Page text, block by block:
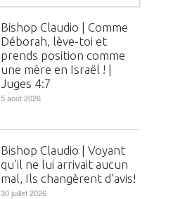
Bishop Claudio | Comme
Déborah, lève-toi et
prends position comme
une mère en Israël ! |
Juges 4:7
5 août 2026
Bishop Claudio | Voyant
qu’il ne lui arrivait aucun
mal, Ils changèrent d’avis!
30 juillet 2026